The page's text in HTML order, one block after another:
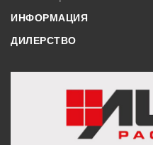
ИНФОРМАЦИЯ
ДИЛЕРСТВО